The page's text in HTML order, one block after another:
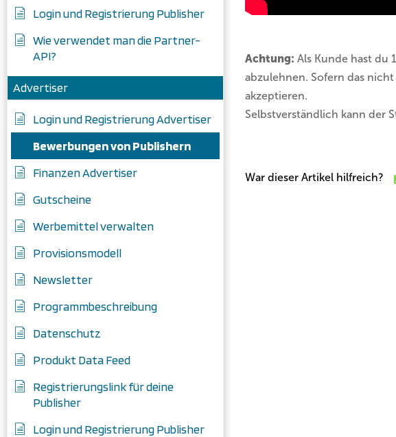
Login und Registrierung Publisher
Wie verwendet man die Partner-
API?
Advertiser
Login und Registrierung Advertiser
Bewerbungen von Publishern
Finanzen Advertiser
Gutscheine
Werbemittel verwalten
Provisionsmodell
Newsletter
Programmbeschreibung
Datenschutz
Produkt Data Feed
Registrierungslink für deine
Publisher
Login und Registrierung Publisher
Achtung: Als Kunde hast du
abzulehnen. Sofern das
akzeptieren.
Selbstverständlich kann der
War dieser Artikel hilfreich?